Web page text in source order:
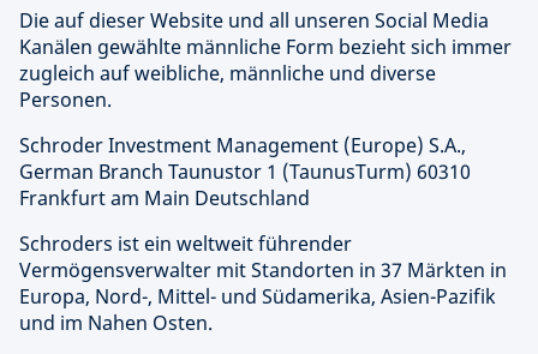
Die auf dieser Website und all unseren Social Media
Kanälen gewählte männliche Form bezieht sich immer
zugleich auf weibliche, männliche und diverse
Personen.
Schroder Investment Management (Europe) S.A.,
German Branch Taunustor 1 (TaunusTurm) 60310
Frankfurt am Main Deutschland
Schroders ist ein weltweit führender
Vermögensverwalter mit Standorten in 37 Märkten in
Europa, Nord-, Mittel- und Südamerika, Asien-Pazifik
und im Nahen Osten.